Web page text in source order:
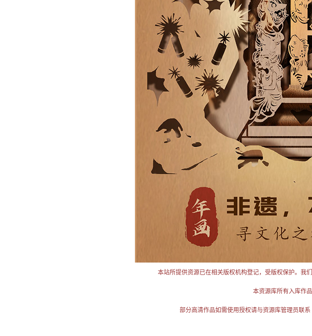
本站所提供资源已在相关版权机构登记，受版权保护。我
本资源库所有入库作
部分高清作品如需使用授权请与资源库管理员联系